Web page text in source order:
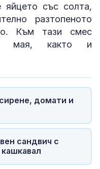
яйцето със солта,
разтопеното
Към тази смес
мая, както и
домати и
сандвич с